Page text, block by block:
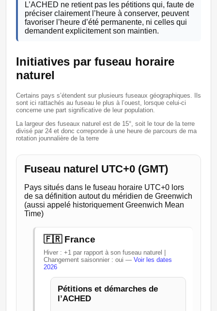
L’ACHED ne retient pas les pétitions qui, faute de
préciser clairement l’heure à conserver, peuvent
favoriser l’heure d’été permanente, ni celles qui
demandent explicitement son maintien.
Initiatives par fuseau horaire
naturel
Certains pays s’étendent sur plusieurs fuseaux géographiques. Ils
sont ici rattachés au fuseau le plus à l’ouest, lorsque celui-ci
concerne une part significative de leur population.
La largeur des fuseaux naturel est de 15°, soit le tour de la terre
divisé par 24 et donc correponde à une heure de parcours de ma
rotation jounnalière de la terre
Fuseau naturel UTC+0 (GMT)
Pays situés dans le fuseau horaire UTC+0 lors
de sa définition autout du méridien de Greenwich
(aussi appelé historiquement Greenwich Mean
Time)
🇫🇷 France
Hiver : +1 par rapport à son fuseau naturel |
Changement saisonnier : oui — Voir les dates
2026
Pétitions et démarches de
l’ACHED